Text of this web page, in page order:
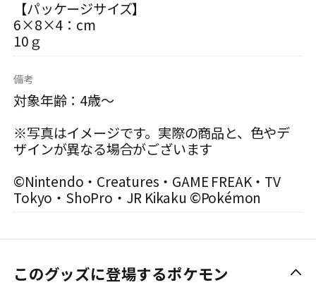
【パッケージサイズ】
6×8×4：cm
10ｇ
備考
対象年齢：4歳～
※写真はイメージです。実際の商品と、色やデ
ザインが異なる場合がございます
©Nintendo・Creatures・GAME FREAK・TV
Tokyo・ShoPro・JR Kikaku ©Pokémon
このグッズに登場するポケモン